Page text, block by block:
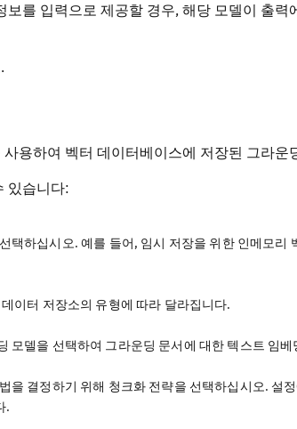
를 입력으로 제공할 경우, 해당 모델이 출
용하여 벡터 데이터베이스에 저장된 그라
있습니다:
택하십시오. 예를 들어, 임시 저장을 위한 인메모리
이터 저장소의 유형에 따라 달라집니다.
모델을 선택하여 그라운딩 문서에 대한 텍스트 임
을 결정하기 위해 청크화 전략을 선택하십시오. 설
.